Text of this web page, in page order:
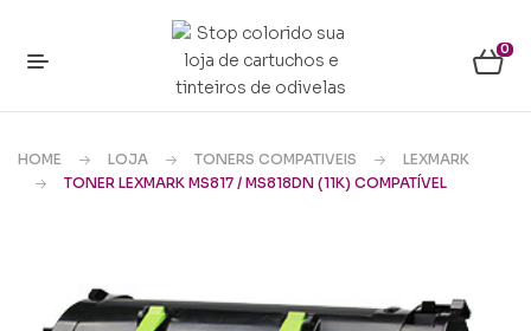
0
HOME LOJA TONERS COMPATIVEIS
LEXMARK
TONER LEXMARK MS817 / MS818DN (11K) COMPATÍVEL